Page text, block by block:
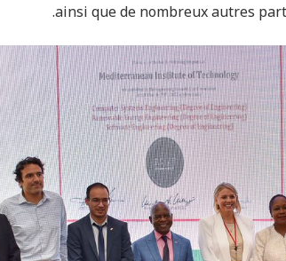
ainsi que de nombreux autres